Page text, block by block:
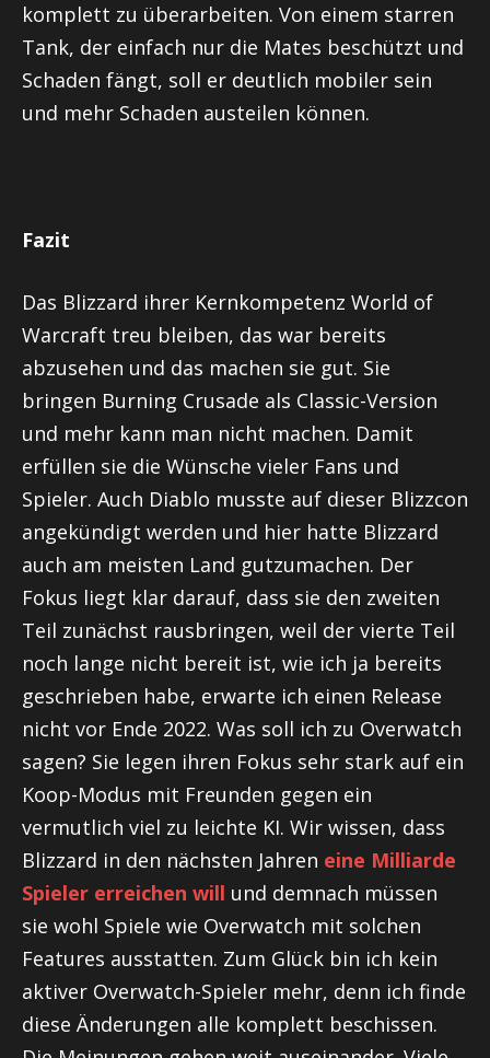
komplett zu überarbeiten. Von einem starren
Tank, der einfach nur die Mates beschützt und
Schaden fängt, soll er deutlich mobiler sein
und mehr Schaden austeilen können.
Fazit
Das Blizzard ihrer Kernkompetenz World of
Warcraft treu bleiben, das war bereits
abzusehen und das machen sie gut. Sie
bringen Burning Crusade als Classic-Version
und mehr kann man nicht machen. Damit
erfüllen sie die Wünsche vieler Fans und
Spieler. Auch Diablo musste auf dieser Blizzcon
angekündigt werden und hier hatte Blizzard
auch am meisten Land gutzumachen. Der
Fokus liegt klar darauf, dass sie den zweiten
Teil zunächst rausbringen, weil der vierte Teil
noch lange nicht bereit ist, wie ich ja bereits
geschrieben habe, erwarte ich einen Release
nicht vor Ende 2022. Was soll ich zu Overwatch
sagen? Sie legen ihren Fokus sehr stark auf ein
Koop-Modus mit Freunden gegen ein
vermutlich viel zu leichte KI. Wir wissen, dass
Blizzard in den nächsten Jahren eine Milliarde
Spieler erreichen will und demnach müssen
sie wohl Spiele wie Overwatch mit solchen
Features ausstatten. Zum Glück bin ich kein
aktiver Overwatch-Spieler mehr, denn ich finde
diese Änderungen alle komplett beschissen.